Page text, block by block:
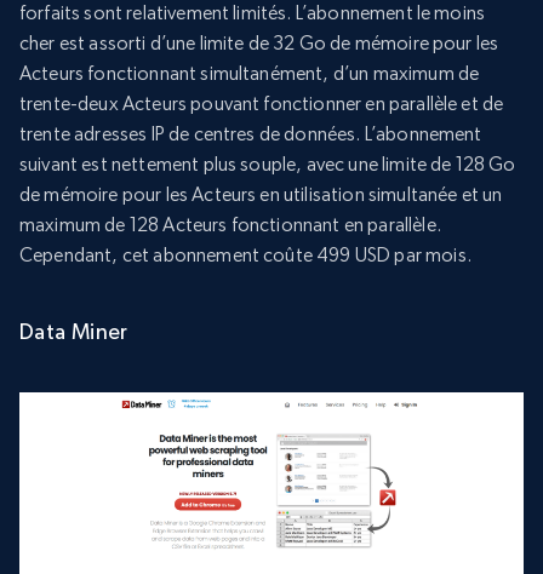
forfaits sont relativement limités. L’abonnement le moins
cher est assorti d’une limite de 32 Go de mémoire pour les
Acteurs fonctionnant simultanément, d’un maximum de
trente-deux Acteurs pouvant fonctionner en parallèle et de
trente adresses IP de centres de données. L’abonnement
suivant est nettement plus souple, avec une limite de 128 Go
de mémoire pour les Acteurs en utilisation simultanée et un
maximum de 128 Acteurs fonctionnant en parallèle.
Cependant, cet abonnement coûte 499 USD par mois.
Data Miner